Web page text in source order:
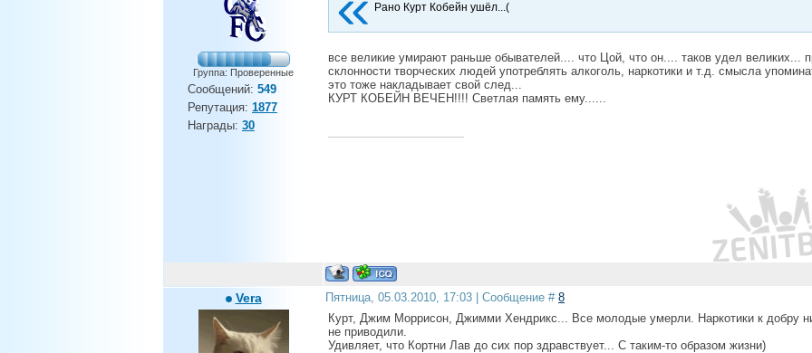
Группа: Проверенные
Сообщений: 549
Репутация: 1877
Награды: 30
Рано Курт Кобейн ушёл...(
все великие умирают раньше обывателей.... что Цой, что он.... таков удел великих...
склонности творческих людей употреблять алкоголь, наркотики и т.д. смысла
это тоже накладывает свой след...
КУРТ КОБЕЙН ВЕЧЕН!!!! Светлая память ему......
Vera Пятница, 05.03.2010, 17:03 | Сообщение # 8
Курт, Джим Моррисон, Джимми Хендрикс... Все молодые умерли. Наркотики к добру
не приводили.
Удивляет, что Кортни Лав до сих пор здравствует... С таким-то образом жизни)